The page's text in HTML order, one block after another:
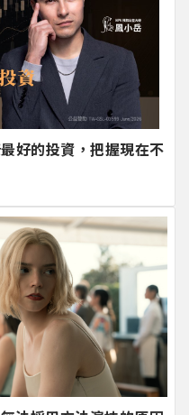
好的投資，把握現在不